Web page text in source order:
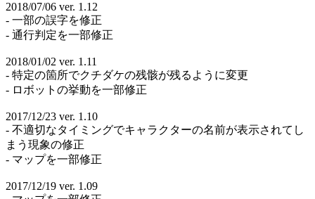
2018/07/06 ver. 1.12
- 一部の誤字を修正
- 通行判定を一部修正
2018/01/02 ver. 1.11
- 特定の箇所でクチダケの残骸が残るように変更
- ロボットの挙動を一部修正
2017/12/23 ver. 1.10
- 不適切なタイミングでキャラクターの名前が表示されてし
まう現象の修正
- マップを一部修正
2017/12/19 ver. 1.09